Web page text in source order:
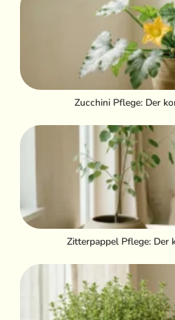
Zucchini Pflege: Der
Zitterpappel Pflege: Der